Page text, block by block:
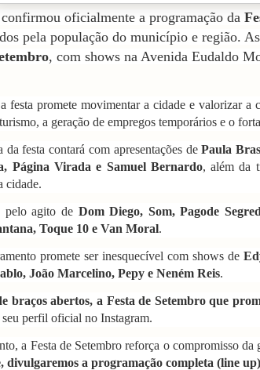
oficialmente a programação da
pela população do município e região.
, com shows na Avenida Eudaldo
festa promete movimentar a cidade e valorizar a
a geração de empregos temporários e o
festa contará com apresentações dePaula
Página Virada e Samuel Bernardo, além da
cidade.
pelo agito de Dom Diego, Som, Pagode
Toque 10 e Van Moral.
promete ser inesquecível com shows de
João Marcelino, Pepy e Neném Reis.
braços abertos, a Festa de Setembro que
perfil oficial no Instagram.
a Festa de Setembro reforça o compromisso da
divulgaremos a programação completa (line